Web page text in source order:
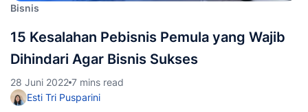
Bisnis
15 Kesalahan Pebisnis Pemula yang Wajib
Dihindari Agar Bisnis Sukses
28 Juni 2022 7 mins read
Esti Tri Pusparini